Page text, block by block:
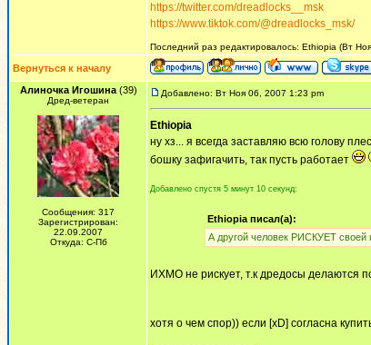
https://twitter.com/dreadlocks__msk
https://www.tiktok.com/@dreadlocks_msk/
Последний раз редактировалось: Ethiopia (Вт
Вернуться к началу
Алиночка Игошина(39)
Дред-ветеран
Сообщения: 317
Зарегистрирован:
22.09.2007
Откуда: С-Пб
Добавлено: Вт Ноя 06, 2007 1:23 pm
Ethiopia
ну хз... я всегда заставляю всю голову
бошку зафигачить, так пусть работает
Добавлено спустя 5 минут 10 секунд:
Ethiopia писал(а):
А другой человек РИСКУЕТ своей
ИХМО не рискует, т.к дредосы делаются
хотя о чем спор)) если [xD] согласна